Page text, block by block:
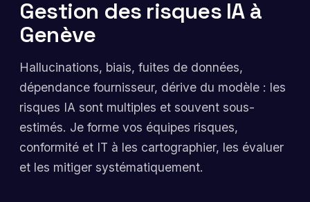
Gestion des risques IA à
Genève
Hallucinations, biais, fuites de données,
dépendance fournisseur, dérive du modèle : les
risques IA sont multiples et souvent sous-
estimés. Je forme vos équipes risques,
conformité et IT à les cartographier, les évaluer
et les mitiger systématiquement.